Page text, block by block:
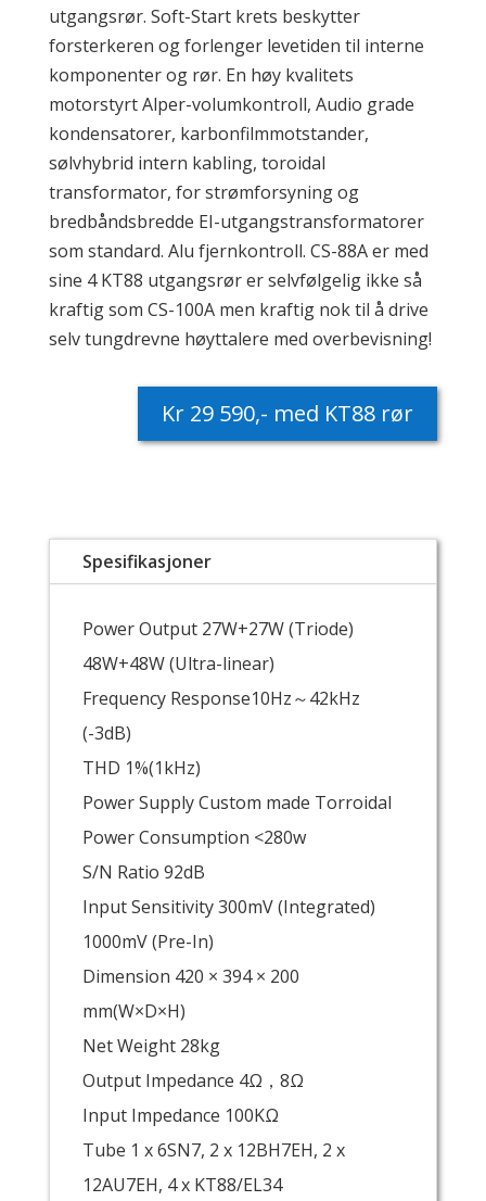
utgangsrør. Soft-Start krets beskytter
forsterkeren og forlenger levetiden til interne
komponenter og rør. En høy kvalitets
motorstyrt Alper-volumkontroll, Audio grade
kondensatorer, karbonfilmmotstander,
sølvhybrid intern kabling, toroidal
transformator, for strømforsyning og
bredbåndsbredde EI-utgangstransformatorer
som standard. Alu fjernkontroll. CS-88A er med
sine 4 KT88 utgangsrør er selvfølgelig ikke så
kraftig som CS-100A men kraftig nok til å drive
selv tungdrevne høyttalere med overbevisning!
Kr 29 590,- med KT88 rør
Spesifikasjoner
Power Output 27W+27W (Triode)
48W+48W (Ultra-linear)
Frequency Response10Hz～42kHz
(-3dB)
THD 1%(1kHz)
Power Supply Custom made Torroidal
Power Consumption <280w
S/N Ratio 92dB
Input Sensitivity 300mV (Integrated)
1000mV (Pre-In)
Dimension 420 × 394 × 200
mm(W×D×H)
Net Weight 28kg
Output Impedance 4Ω，8Ω
Input Impedance 100KΩ
Tube 1 x 6SN7, 2 x 12BH7EH, 2 x
12AU7EH, 4 x KT88/EL34